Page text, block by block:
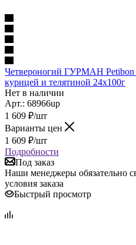
Четвероногий ГУРМАН Petibon
курицей и телятиной 24х100г
Нет в наличии
Арт.: 68966up
1 609 ₽/шт
Варианты цен
1 609 ₽/шт
Подробности
Под заказ
Наши менеджеры обязательно
условия заказа
Быстрый просмотр